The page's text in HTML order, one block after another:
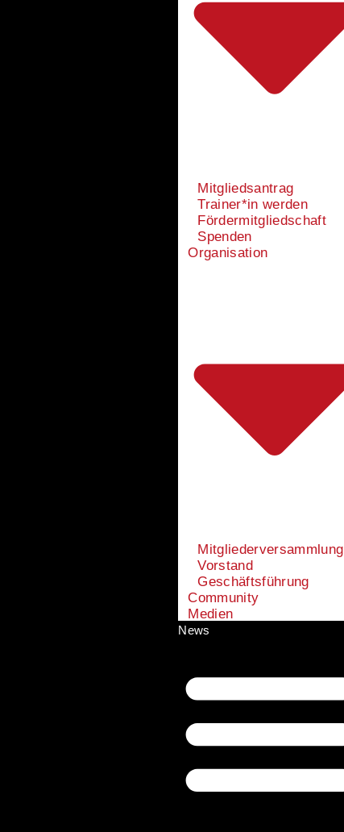
Mitgliedsantrag
Trainer*in werden
Fördermitgliedschaft
Spenden
Organisation
Mitgliederversammlung
Vorstand
Geschäftsführung
Community
Medien
News